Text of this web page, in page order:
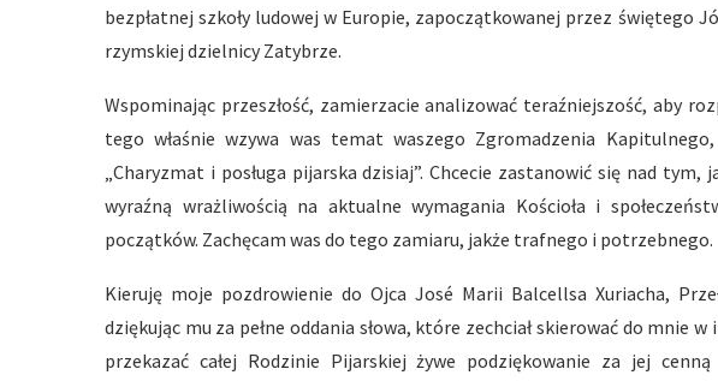
bezpłatnej szkoły ludowej w Europie, zapoczątkowanej przez świętego
rzymskiej dzielnicy Zatybrze.
Wspominając przeszłość, zamierzacie analizować teraźniejszość, aby
tego właśnie wzywa was temat waszego Zgromadzenia
„Charyzmat i posługa pijarska dzisiaj”. Chcecie zastanowić się nad
wyraźną wrażliwością na aktualne wymagania Kościoła i
początków. Zachęcam was do tego zamiaru, jakże trafnego i potrzebnego.
Kieruję moje pozdrowienie do Ojca José Marii Balcellsa Xuriacha,
dziękując mu za pełne oddania słowa, które zechciał skierować do mnie
przekazać całej Rodzinie Pijarskiej żywe podziękowanie za jej